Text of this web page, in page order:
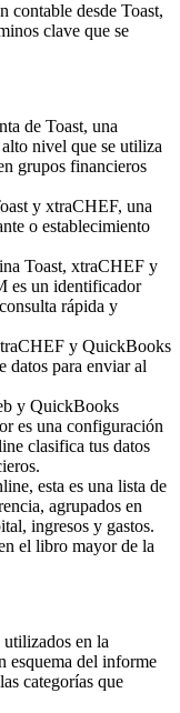
contable desde Toast,
clave que se
de Toast, una
nivel que se utiliza
grupos financieros
y xtraCHEF, una
o establecimiento
Toast, xtraCHEF y
es un identificador
rápida y
y QuickBooks
datos para enviar al
y QuickBooks
es una configuración
clasifica tus datos
esta es una lista de
agrupados en
ingresos y gastos.
el libro mayor de la
en la
esquema del informe
categorías que